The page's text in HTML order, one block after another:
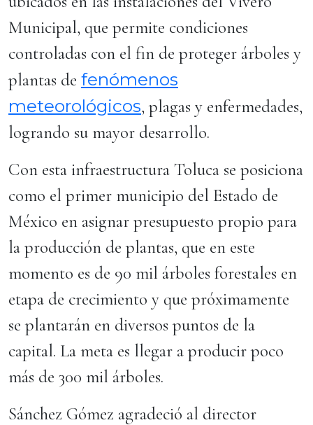
Municipal, que permite condiciones
controladas con el fin de proteger árboles y
plantas de fenómenos
meteorológicos, plagas y enfermedades,
logrando su mayor desarrollo.
Con esta infraestructura Toluca se posiciona
como el primer municipio del Estado de
México en asignar presupuesto propio para
la producción de plantas, que en este
momento es de 90 mil árboles forestales en
etapa de crecimiento y que próximamente
se plantarán en diversos puntos de la
capital. La meta es llegar a producir poco
más de 300 mil árboles.
Sánchez Gómez agradeció al director